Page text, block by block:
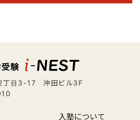
丁目3-17 沖田ビル3F
入塾について